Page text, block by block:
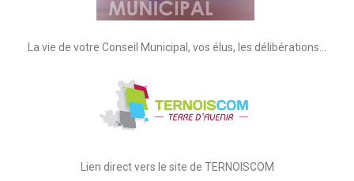
La vie de votre Conseil Municipal, vos élus, les délibérations…
Lien direct vers le site de TERNOISCOM